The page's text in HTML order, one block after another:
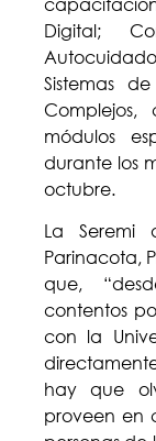
Digital;
Sistemas
módulos
durante los
octubre.
La Seremi
Parinacota,
que,
contentos
con la
hay que
proveen en